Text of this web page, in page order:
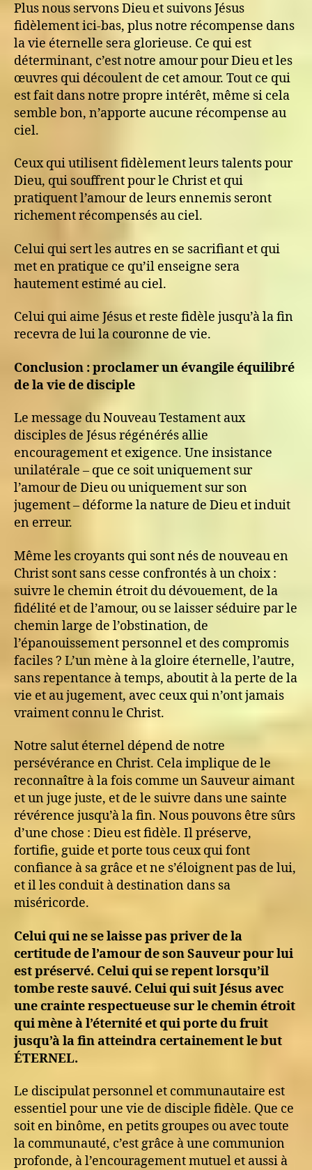
Plus nous servons Dieu et suivons Jésus
fidèlement ici-bas, plus notre récompense dans
la vie éternelle sera glorieuse. Ce qui est
déterminant, c’est notre amour pour Dieu et les
œuvres qui découlent de cet amour. Tout ce qui
est fait dans notre propre intérêt, même si cela
semble bon, n’apporte aucune récompense au
ciel.
Ceux qui utilisent fidèlement leurs talents pour
Dieu, qui souffrent pour le Christ et qui
pratiquent l’amour de leurs ennemis seront
richement récompensés au ciel.
Celui qui sert les autres en se sacrifiant et qui
met en pratique ce qu’il enseigne sera
hautement estimé au ciel.
Celui qui aime Jésus et reste fidèle jusqu’à la fin
recevra de lui la couronne de vie.
Conclusion : proclamer un évangile équilibré
de la vie de disciple
Le message du Nouveau Testament aux
disciples de Jésus régénérés allie
encouragement et exigence. Une insistance
unilatérale – que ce soit uniquement sur
l’amour de Dieu ou uniquement sur son
jugement – déforme la nature de Dieu et induit
en erreur.
Même les croyants qui sont nés de nouveau en
Christ sont sans cesse confrontés à un choix :
suivre le chemin étroit du dévouement, de la
fidélité et de l’amour, ou se laisser séduire par le
chemin large de l’obstination, de
l’épanouissement personnel et des compromis
faciles ? L’un mène à la gloire éternelle, l’autre,
sans repentance à temps, aboutit à la perte de la
vie et au jugement, avec ceux qui n’ont jamais
vraiment connu le Christ.
Notre salut éternel dépend de notre
persévérance en Christ. Cela implique de le
reconnaître à la fois comme un Sauveur aimant
et un juge juste, et de le suivre dans une sainte
révérence jusqu’à la fin. Nous pouvons être sûrs
d’une chose : Dieu est fidèle. Il préserve,
fortifie, guide et porte tous ceux qui font
confiance à sa grâce et ne s’éloignent pas de lui,
et il les conduit à destination dans sa
miséricorde.
Celui qui ne se laisse pas priver de la
certitude de l’amour de son Sauveur pour lui
est préservé. Celui qui se repent lorsqu’il
tombe reste sauvé. Celui qui suit Jésus avec
une crainte respectueuse sur le chemin étroit
qui mène à l’éternité et qui porte du fruit
jusqu’à la fin atteindra certainement le but
ÉTERNEL.
Le discipulat personnel et communautaire est
essentiel pour une vie de disciple fidèle. Que ce
soit en binôme, en petits groupes ou avec toute
la communauté, c’est grâce à une communion
profonde, à l’encouragement mutuel et aussi à